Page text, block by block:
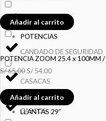
CANASTILLA
CANDADO DE SEGURIDAD
CASACAS
CASCOS
Añadir al carrito
POTENCIAS
POTENCIA ZOOM 25.4 x 100MM
S/65.00S/ 54.00
Añadir al carrito
LLANTAS 29”